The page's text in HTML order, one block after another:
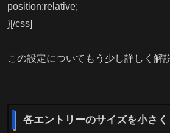
position:relative;
}[/css]
この設定についてもう少し詳しく解
各エントリーのサイズを小さ